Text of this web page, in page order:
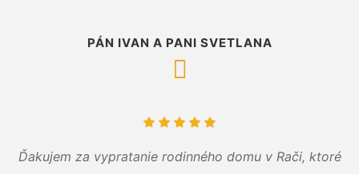
PÁN IVAN A PANI SVETLANA
Ďakujem za vypratanie rodinného domu v Rači, ktoré